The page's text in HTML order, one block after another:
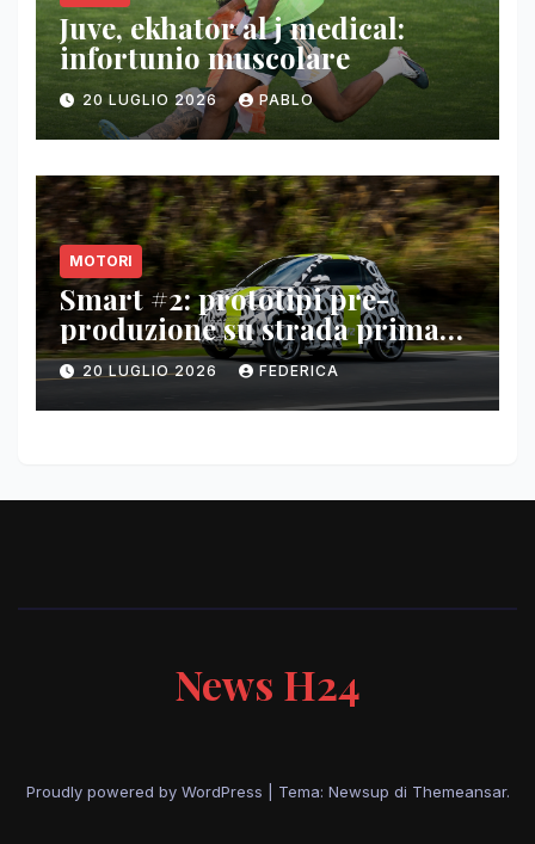
Juve, ekhator al j medical:
infortunio muscolare
20 LUGLIO 2026 PABLO
MOTORI
Smart #2: prototipi pre-
produzione su strada prima
del paris motor show 2026
20 LUGLIO 2026 FEDERICA
News H24
Proudly powered by WordPress Tema: Newsup di Themeansar.